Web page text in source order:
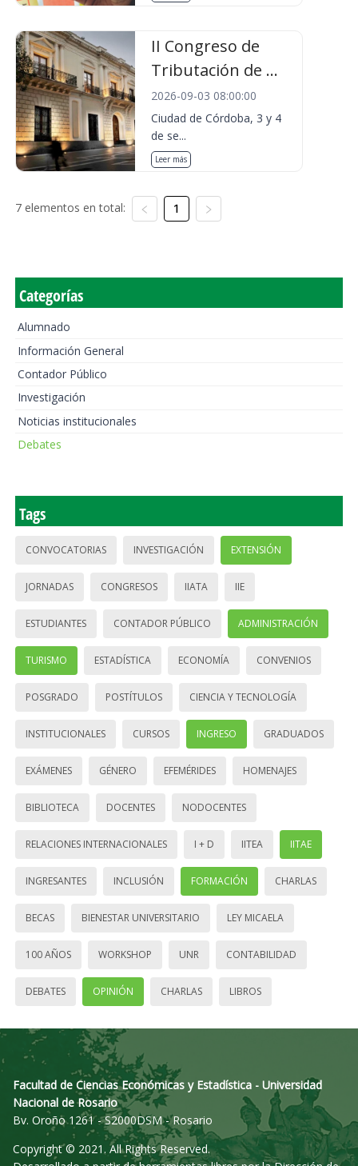
II Congreso de
Tributación de ...
2026-09-03 08:00:00
Ciudad de Córdoba, 3 y 4
de se...
Leer más
7 elementos en total: 1
Categorías
Alumnado
Información General
Contador Público
Investigación
Noticias institucionales
Debates
Tags
CONVOCATORIAS INVESTIGACIÓN EXTENSIÓN
JORNADAS CONGRESOS IIATA IIE
ESTUDIANTES CONTADOR PÚBLICO ADMINISTRACIÓN
TURISMO ESTADÍSTICA ECONOMÍA CONVENIOS
POSGRADO POSTÍTULOS CIENCIA Y TECNOLOGÍA
INSTITUCIONALES CURSOS INGRESO GRADUADOS
EXÁMENES GÉNERO EFEMÉRIDES HOMENAJES
BIBLIOTECA DOCENTES NODOCENTES
RELACIONES INTERNACIONALES I + D IITEA IITAE
INGRESANTES INCLUSIÓN FORMACIÓN CHARLAS
BECAS BIENESTAR UNIVERSITARIO LEY MICAELA
100 AÑOS WORKSHOP UNR CONTABILIDAD
DEBATES OPINIÓN CHARLAS LIBROS
Facultad de Ciencias Económicas y Estadística - Universidad
Nacional de Rosario
Bv. Oroño 1261 - S2000DSM - Rosario
Copyright © 2021. All Rights Reserved.